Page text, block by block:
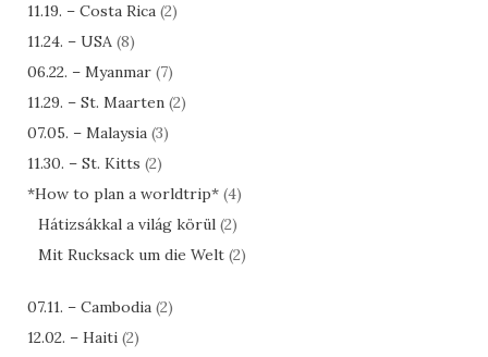
11.19. – Costa Rica (2)
11.24. – USA (8)
06.22. – Myanmar (7)
11.29. – St. Maarten (2)
07.05. – Malaysia (3)
11.30. – St. Kitts (2)
*How to plan a worldtrip* (4)
Hátizsákkal a világ körül (2)
Mit Rucksack um die Welt (2)
07.11. – Cambodia (2)
12.02. – Haiti (2)